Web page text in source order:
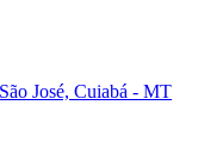
José, Cuiabá - MT